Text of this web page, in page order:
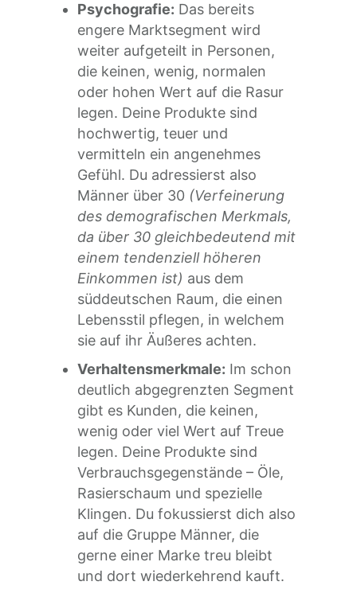
Psychografie: Das bereits
engere Marktsegment wird
weiter aufgeteilt in Personen,
die keinen, wenig, normalen
oder hohen Wert auf die Rasur
legen. Deine Produkte sind
hochwertig, teuer und
vermitteln ein angenehmes
Gefühl. Du adressierst also
Männer über 30 (Verfeinerung
des demografischen Merkmals,
da über 30 gleichbedeutend mit
einem tendenziell höheren
Einkommen ist) aus dem
süddeutschen Raum, die einen
Lebensstil pflegen, in welchem
sie auf ihr Äußeres achten.
Verhaltensmerkmale: Im schon
deutlich abgegrenzten Segment
gibt es Kunden, die keinen,
wenig oder viel Wert auf Treue
legen. Deine Produkte sind
Verbrauchsgegenstände – Öle,
Rasierschaum und spezielle
Klingen. Du fokussierst dich also
auf die Gruppe Männer, die
gerne einer Marke treu bleibt
und dort wiederkehrend kauft.